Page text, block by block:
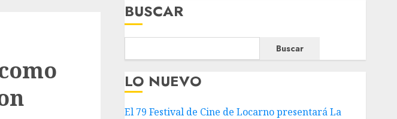
BUSCAR
Buscar
LO NUEVO
El 79 Festival de Cine de Locarno presentará La